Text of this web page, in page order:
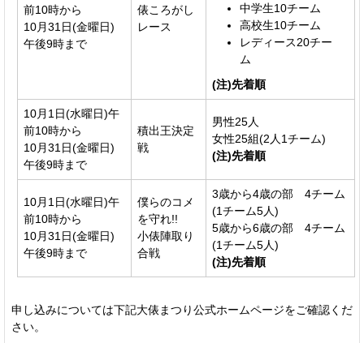
前10時から
10月31日(金曜日)
午後9時まで
俵ころがし
レース
中学生10チーム
高校生10チーム
レディース20チー
ム
(注)先着順
10月1日(水曜日)午
前10時から
10月31日(金曜日)
午後9時まで
積出王決定
戦
男性25人
女性25組(2人1チーム)
(注)先着順
10月1日(水曜日)午
前10時から
10月31日(金曜日)
午後9時まで
僕らのコメ
を守れ!!
小俵陣取り
合戦
3歳から4歳の部 4チーム
(1チーム5人)
5歳から6歳の部 4チーム
(1チーム5人)
(注)先着順
申し込みについては下記大俵まつり公式ホームページをご確認くだ
さい。